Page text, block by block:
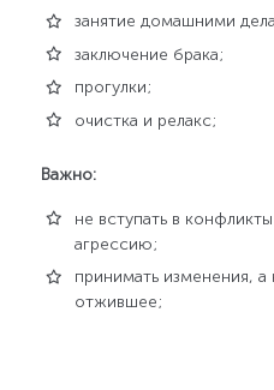
занятие домашними
заключение брака;
прогулки;
очистка и релакс;
Важно:
не вступать в
агрессию;
принимать изменения, а
отжившее;